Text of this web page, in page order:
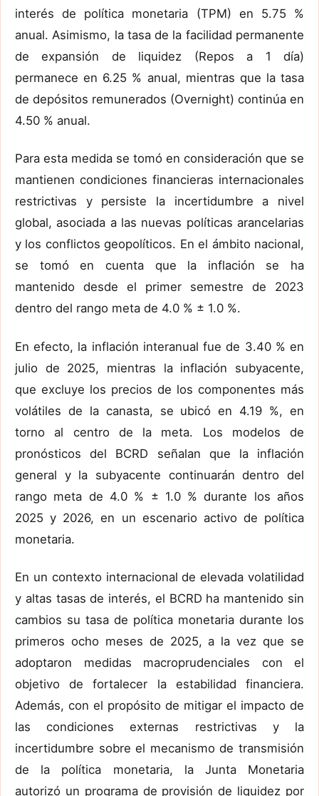
interés de política monetaria (TPM) en 5.75 %
anual. Asimismo, la tasa de la facilidad permanente
de expansión de liquidez (Repos a 1 día)
permanece en 6.25 % anual, mientras que la tasa
de depósitos remunerados (Overnight) continúa en
4.50 % anual.
Para esta medida se tomó en consideración que se
mantienen condiciones financieras internacionales
restrictivas y persiste la incertidumbre a nivel
global, asociada a las nuevas políticas arancelarias
y los conflictos geopolíticos. En el ámbito nacional,
se tomó en cuenta que la inflación se ha
mantenido desde el primer semestre de 2023
dentro del rango meta de 4.0 % ± 1.0 %.
En efecto, la inflación interanual fue de 3.40 % en
julio de 2025, mientras la inflación subyacente,
que excluye los precios de los componentes más
volátiles de la canasta, se ubicó en 4.19 %, en
torno al centro de la meta. Los modelos de
pronósticos del BCRD señalan que la inflación
general y la subyacente continuarán dentro del
rango meta de 4.0 % ± 1.0 % durante los años
2025 y 2026, en un escenario activo de política
monetaria.
En un contexto internacional de elevada volatilidad
y altas tasas de interés, el BCRD ha mantenido sin
cambios su tasa de política monetaria durante los
primeros ocho meses de 2025, a la vez que se
adoptaron medidas macroprudenciales con el
objetivo de fortalecer la estabilidad financiera.
Además, con el propósito de mitigar el impacto de
las condiciones externas restrictivas y la
incertidumbre sobre el mecanismo de transmisión
de la política monetaria, la Junta Monetaria
autorizó un programa de provisión de liquidez por